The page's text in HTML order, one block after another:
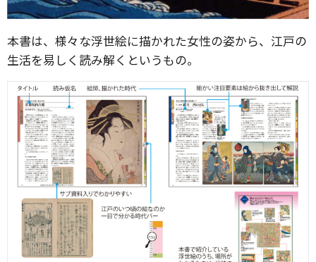
本書は、様々な浮世絵に描かれた女性の姿から、江戸の
生活を易しく読み解くというもの。